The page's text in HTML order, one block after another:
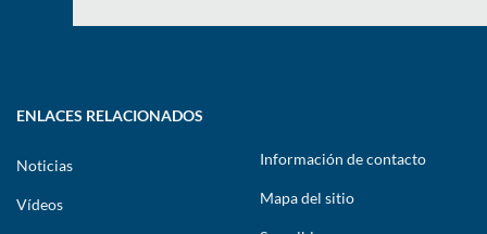
ENLACES RELACIONADOS
Noticias
Vídeos
Información de contacto
Mapa del sitio